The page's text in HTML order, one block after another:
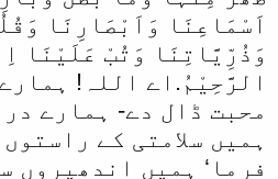
اَسْمَاعِنَا وَاَبْصَارِنَا
وَذُرِّیَّاتِنَا وَتُبْ عَلَیْنَا
الرَّحِیْمُ.اے اللہ!
محبت ڈال دے- ہمارے
ہمیں سلامتی کے
فرما‘ ہمیں اندھیروں